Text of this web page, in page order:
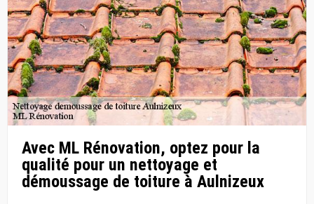
Avec ML Rénovation, optez pour la
qualité pour un nettoyage et
démoussage de toiture à Aulnizeux